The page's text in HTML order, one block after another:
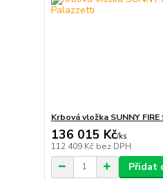
Krbová vložka SUNNY
136 015 Kč/ks
112 409 Kč bez DPH
Přidat